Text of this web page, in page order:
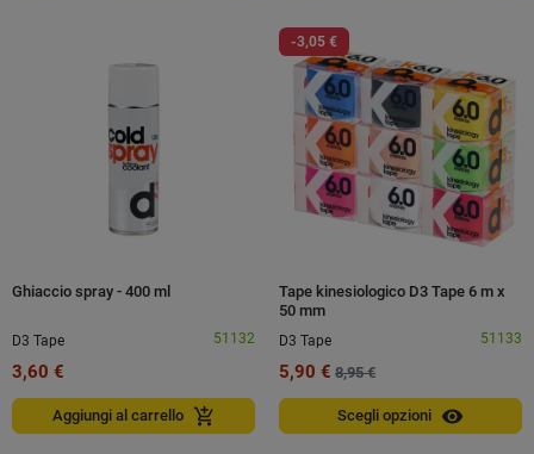
Ghiaccio spray - 400 ml
D3 Tape 51132
3,60 €
Aggiungi al carrello add_shopping_cart
-3,05 €
Tape kinesiologico D3 Tape 6 m x
50 mm
D3 Tape
51133
5,90 € 8,95 €
Scegli opzioni visibility